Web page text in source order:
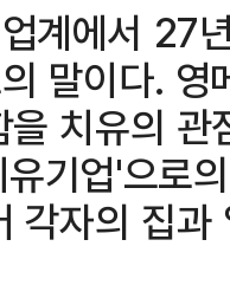
계에서 27
말이다.
치유의
기업'으로
각자의 집